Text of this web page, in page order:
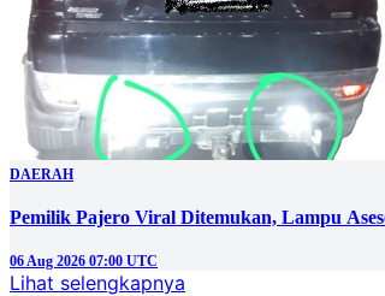
DAERAH
Pemilik Pajero Viral Ditemukan, Lampu
06 Aug 2026 07:00 UTC
Lihat selengkapnya